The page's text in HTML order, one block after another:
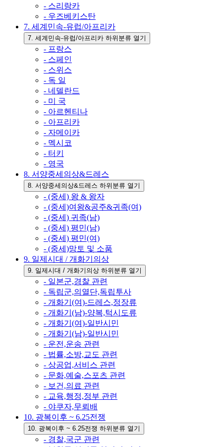
- 스리랑카
- 우즈베키스탄
7. 세계민속-유럽/아프리카
7. 세계민속-유럽/아프리카 하위분류 열기
- 프랑스
- 스페인
- 스위스
- 독 일
- 네델란드
- 미 국
- 아르헨티나
- 아프리카
- 자메이카
- 멕시코
- 터키
- 영국
8. 서양중세의상&드레스
8. 서양중세의상&드레스 하위분류 열기
- (중세) 왕 & 왕자
- (중세)여왕&공주&귀족(여)
- (중세) 귀족(남)
- (중세) 평민(남)
- (중세) 평민(여)
- (중세)망토 및 소품
9. 일제시대 / 개화기의상
9. 일제시대 / 개화기의상 하위분류 열기
- 일본군,경찰 관련
- 독립군,의열단,독립투사
- 개화기(여)-드레스,정장류
- 개화기(남)-양복,턱시도류
- 개화기(여)-일반시민
- 개화기(남)-일반시민
- 운전,운송 관련
- 법률,소방,교도 관련
- 상공업,서비스 관련
- 문화,예술,스포츠 관련
- 보건,의료 관련
- 교육,행정,정부 관련
- 야쿠자,무뢰배
10. 광복이후 ~ 6.25전쟁
10. 광복이후 ~ 6.25전쟁 하위분류 열기
- 경찰,국군 관련